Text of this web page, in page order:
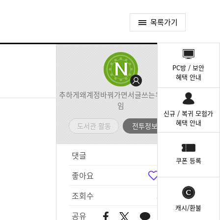
목록가기
추하게왜계정바꿔가면서글쓰는유이가뭐
임
도서관 활동 전투정보실
댓글
좋아요
2
조회수
584
공유
PC방 / 보안
혜택 안내
신규 / 복귀 모험가
혜택 안내
쿠폰 등록
캐시/환불